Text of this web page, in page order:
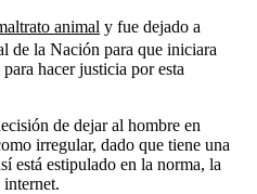
animal y fue dejado a
de la Nación para que iniciara
hacer justicia por esta
de dejar al hombre en
irregular, dado que tiene una
está estipulado en la norma, la
internet.